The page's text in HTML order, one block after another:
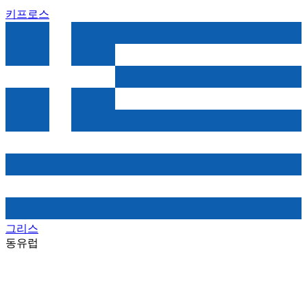
키프로스
그리스
동유럽